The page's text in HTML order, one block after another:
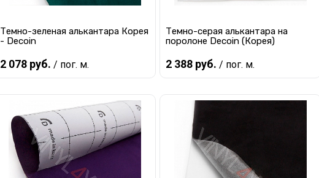
Темно-зеленая алькантара Корея
- Decoin
2 078 руб. / пог. м.
Купить в 1 клик К сравнению
В избранное Под заказ
Темно-серая алькантара на
поролоне Decoin (Корея)
2 388 руб. / пог. м.
Предзаказ
Купить в 1 клик
В избранное